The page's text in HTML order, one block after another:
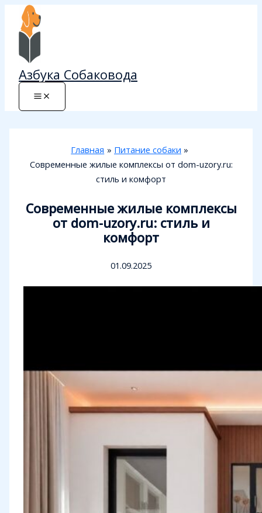
Перейти
содержимому
Азбука Собаковода
Главная
Питание собаки
Современные жилые комплексы от dom-uzory.ru:
стиль и комфорт
Современные жилые комплексы
от dom-uzory.ru: стиль и
комфорт
01.09.2025